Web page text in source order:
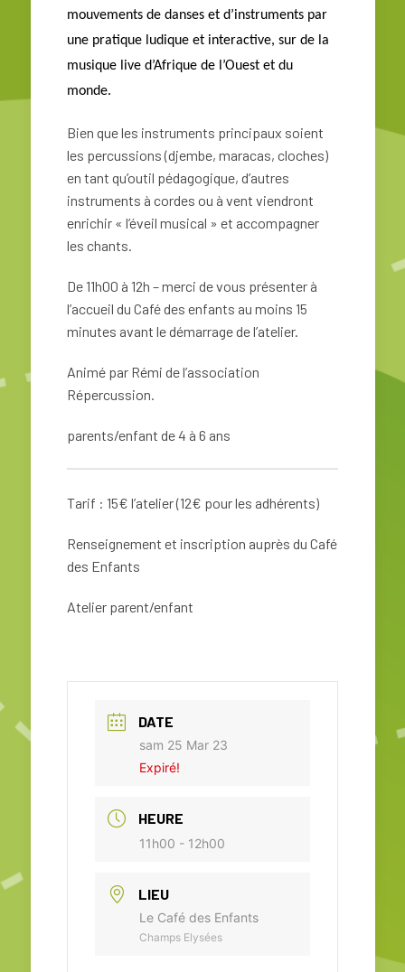
mouvements de danses et d’instruments par
une pratique ludique et interactive, sur de la
musique live d’Afrique de l’Ouest et du
monde.
Bien que les instruments principaux soient
les percussions (djembe, maracas, cloches)
en tant qu’outil pédagogique, d’autres
instruments à cordes ou à vent viendront
enrichir « l’éveil musical » et accompagner
les chants.
De 11h00 à 12h – merci de vous présenter à
l’accueil du Café des enfants au moins 15
minutes avant le démarrage de l’atelier.
Animé par Rémi de l’association
Répercussion.
parents/enfant de 4 à 6 ans
Tarif : 15€ l’atelier (12€ pour les adhérents)
Renseignement et inscription auprès du Café
des Enfants
Atelier parent/enfant
DATE
sam 25 Mar 23
Expiré!
HEURE
11h00 - 12h00
LIEU
Le Café des Enfants
Champs Elysées